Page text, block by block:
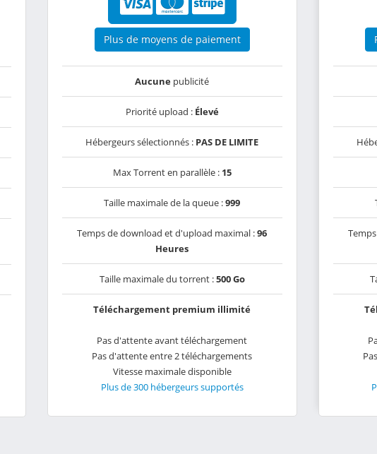
Plus de moyens de paiement
Aucune publicité
Priorité upload : Élevé
Hébergeurs sélectionnés : PAS DE LIMITE
Max Torrent en parallèle : 15
Taille maximale de la queue :999
Temps de download et d'upload maximal :96
Heures
Taille maximale du torrent :500 Go
Téléchargement premium illimité
Pas d'attente avant téléchargement
Pas d'attente entre 2 téléchargements
Vitesse maximale disponible
Plus de 300 hébergeurs supportés